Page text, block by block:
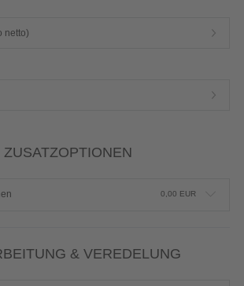
netto)
ZUSATZOPTIONEN
0,00 EUR
& VEREDELUNG